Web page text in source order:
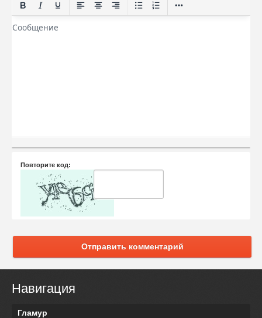
Повторите код:
Отправить комментарий
Навигация
Гламур